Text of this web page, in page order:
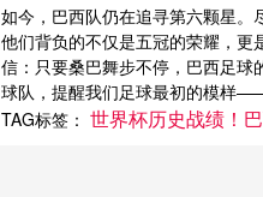
如今，巴西队仍在追寻第六颗星。
他们背负的不仅是五冠的荣耀，更
信：只要桑巴舞步不停，巴西足球
球队，提醒我们足球最初的模样
TAG标签： 世界杯历史战绩！